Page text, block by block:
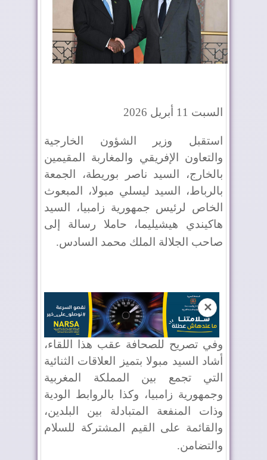
السبت 11 أبريل 2026
استقبل وزير الشؤون الخارجية
والتعاون الإفريقي والمغاربة المقيمين
بالخارج، السيد ناصر بوريطة، الجمعة
بالرباط، السيد ليسلي مبولا، المبعوث
الخاص لرئيس جمهورية زامبيا، السيد
هاكيندي هيشيليما، حاملا رسالة إلى
صاحب الجلالة الملك محمد السادس.
✕
وفي تصريح للصحافة عقب هذا اللقاء،
أشاد السيد مبولا بتميز العلاقات الثنائية
التي تجمع بين المملكة المغربية
وجمهورية زامبيا، وكذا بالروابط الودية
وذات المنفعة المتبادلة بين البلدين،
والقائمة على القيم المشتركة للسلام
والتضامن.